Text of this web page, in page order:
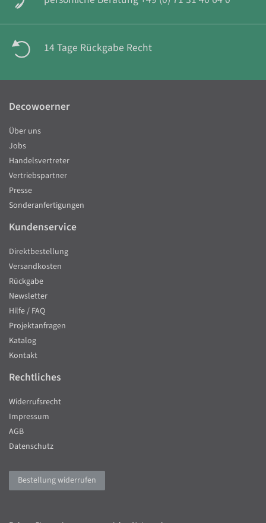
14 Tage Rückgabe Recht
Decowoerner
Über uns
Jobs
Handelsvertreter
Vertriebspartner
Presse
Sonderanfertigungen
Kundenservice
Direktbestellung
Versandkosten
Rückgabe
Newsletter
Hilfe / FAQ
Projektanfragen
Katalog
Kontakt
Rechtliches
Widerrufsrecht
Impressum
AGB
Datenschutz
Bestellung widerrufen